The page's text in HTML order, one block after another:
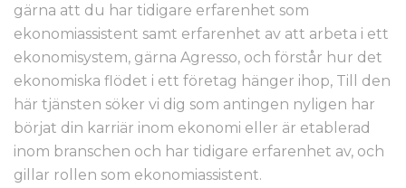
gärna att du har tidigare erfarenhet som
ekonomiassistent samt erfarenhet av att arbeta i ett
ekonomisystem, gärna Agresso, och förstår hur det
ekonomiska flödet i ett företag hänger ihop, Till den
här tjänsten söker vi dig som antingen nyligen har
börjat din karriär inom ekonomi eller är etablerad
inom branschen och har tidigare erfarenhet av, och
gillar rollen som ekonomiassistent.